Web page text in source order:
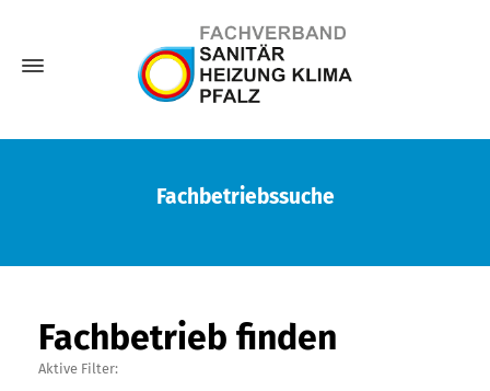
Fachbetriebssuche
Fachbetrieb finden
Aktive Filter: